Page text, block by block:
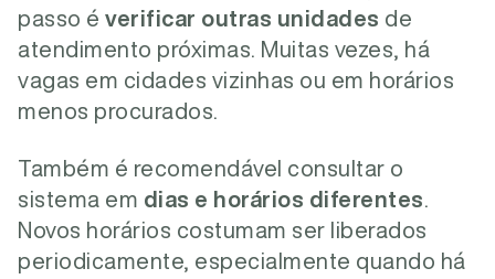
passo é verificar outras unidades de
atendimento próximas. Muitas vezes, há
vagas em cidades vizinhas ou em horários
menos procurados.
Também é recomendável consultar o
sistema em dias e horários diferentes
Novos horários costumam ser liberados
periodicamente, especialmente quando há